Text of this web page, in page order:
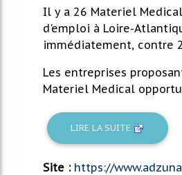
Il y a 26 Materiel
d'emploi à Loire-
immédiatement, contre
Les entreprises
Materiel Medical
LIRE LA SUITE
Site : https://